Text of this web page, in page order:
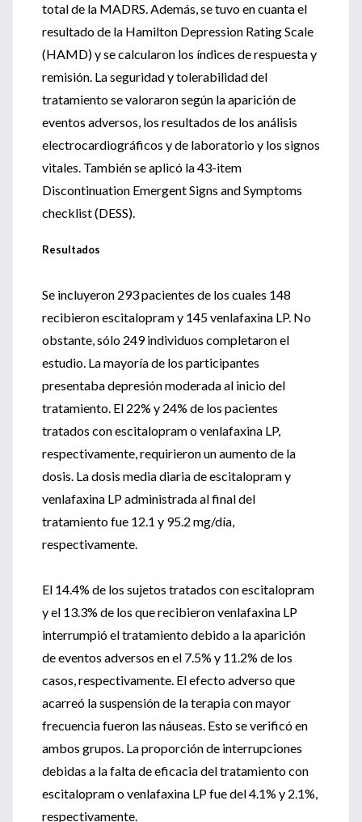
total de la MADRS. Además, se tuvo en cuanta el
resultado de la Hamilton Depression Rating Scale
(HAMD) y se calcularon los índices de respuesta y
remisión. La seguridad y tolerabilidad del
tratamiento se valoraron según la aparición de
eventos adversos, los resultados de los análisis
electrocardiográficos y de laboratorio y los signos
vitales. También se aplicó la 43-item
Discontinuation Emergent Signs and Symptoms
checklist (DESS).
Resultados
Se incluyeron 293 pacientes de los cuales 148
recibieron escitalopram y 145 venlafaxina LP. No
obstante, sólo 249 individuos completaron el
estudio. La mayoría de los participantes
presentaba depresión moderada al inicio del
tratamiento. El 22% y 24% de los pacientes
tratados con escitalopram o venlafaxina LP,
respectivamente, requirieron un aumento de la
dosis. La dosis media diaria de escitalopram y
venlafaxina LP administrada al final del
tratamiento fue 12.1 y 95.2 mg/día,
respectivamente.
El 14.4% de los sujetos tratados con escitalopram
y el 13.3% de los que recibieron venlafaxina LP
interrumpió el tratamiento debido a la aparición
de eventos adversos en el 7.5% y 11.2% de los
casos, respectivamente. El efecto adverso que
acarreó la suspensión de la terapia con mayor
frecuencia fueron las náuseas. Esto se verificó en
ambos grupos. La proporción de interrupciones
debidas a la falta de eficacia del tratamiento con
escitalopram o venlafaxina LP fue del 4.1% y 2.1%,
respectivamente.